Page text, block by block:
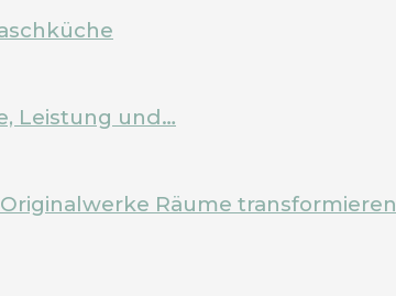
Leistung und…
Räume transformieren